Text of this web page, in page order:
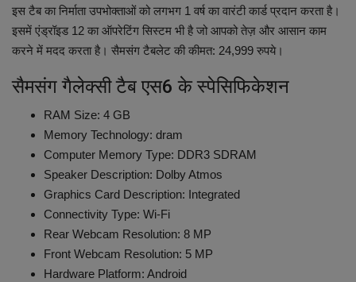
इस टैब का निर्माता उपभोक्ताओं को लगभग 1 वर्ष का वारंटी कार्ड प्रदान करता है।
इसमें एंड्रॉइड 12 का ऑपरेटिंग सिस्टम भी है जो आपको तेज़ और आसान काम
करने में मदद करता है। सैमसंग टैबलेट की कीमत: 24,999 रुपये।
सैमसंग गैलेक्सी टैब एस6 के स्पेसिफिकेशन
RAM Size: ‎4 GB
Memory Technology: ‎dram
Computer Memory Type: ‎DDR3 SDRAM
Speaker Description: Dolby Atmos
Graphics Card Description: ‎Integrated
Connectivity Type: Wi-Fi
Rear Webcam Resolution: ‎8 MP
Front Webcam Resolution: ‎5 MP
Hardware Platform: Android